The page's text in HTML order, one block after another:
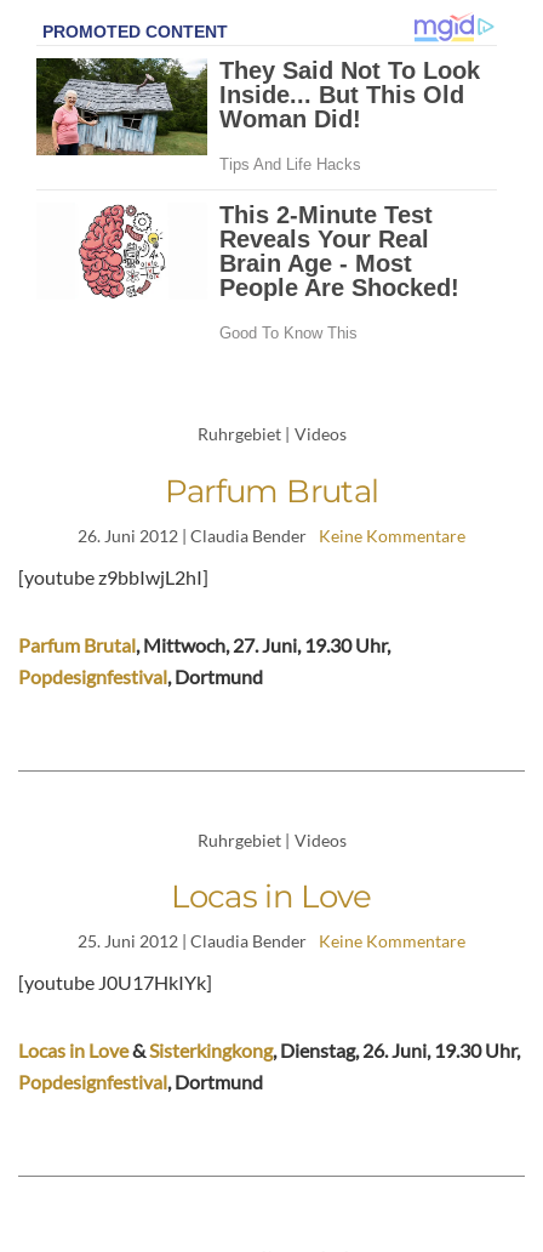
Ruhrgebiet | Videos
Parfum Brutal
26. Juni 2012 | Claudia Bender Keine Kommentare
[youtube z9bbIwjL2hI]
Parfum Brutal, Mittwoch, 27. Juni, 19.30 Uhr,
Popdesignfestival, Dortmund
Ruhrgebiet | Videos
Locas in Love
25. Juni 2012 | Claudia Bender Keine Kommentare
[youtube J0U17HkIYk]
Locas in Love&Sisterkingkong, Dienstag, 26. Juni, 19.30 Uhr,
Popdesignfestival, Dortmund